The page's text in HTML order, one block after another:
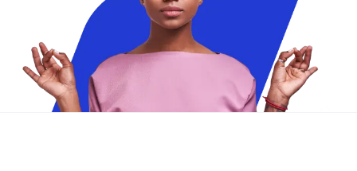
Vida Financeira
Canais Digitais